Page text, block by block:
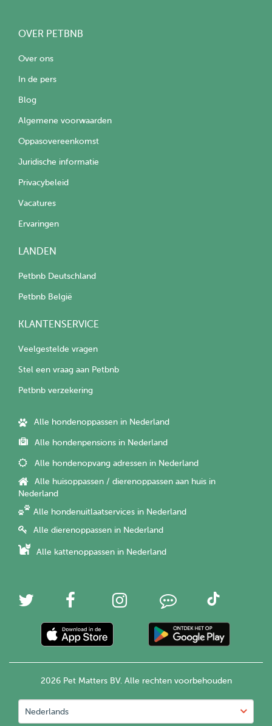
OVER PETBNB
Over ons
In de pers
Blog
Algemene voorwaarden
Oppasovereenkomst
Juridische informatie
Privacybeleid
Vacatures
Ervaringen
LANDEN
Petbnb Deutschland
Petbnb België
KLANTENSERVICE
Veelgestelde vragen
Stel een vraag aan Petbnb
Petbnb verzekering
Alle hondenoppassen in Nederland
Alle hondenpensions in Nederland
Alle hondenopvang adressen in Nederland
Alle huisoppassen / dierenoppassen aan huis in
Nederland
Alle hondenuitlaatservices in Nederland
Alle dierenoppassen in Nederland
Alle kattenoppassen in Nederland
2026 Pet Matters BV. Alle rechten voorbehouden
Nederlands